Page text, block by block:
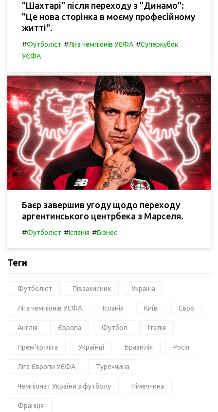
"Шахтарі" після переходу з "Динамо":
"Це нова сторінка в моєму професійному
житті".
#Футболіст #Ліга чемпіонів УЄФА #Суперкубок
УЄФА
Баєр завершив угоду щодо переходу
аргентинського центрбека з Марселя.
#Футболіст #Іспанія #Бізнес
Теги
Футболіст Півзахисник Україна
Ліга чемпіонів УЄФА Іспанія Київ Євро
Англія Європа Футбол Італія
Прем'єр-ліга Українці Бразилія Росія
Ліга Європи УЄФА Туреччина
Чемпіонат України з футболу Німеччина
Франція